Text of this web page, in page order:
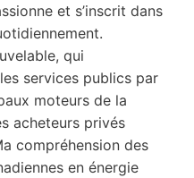
et s’inscrit dans
qui
services publics par
moteurs de la
acheteurs privés
compréhension des
en énergie